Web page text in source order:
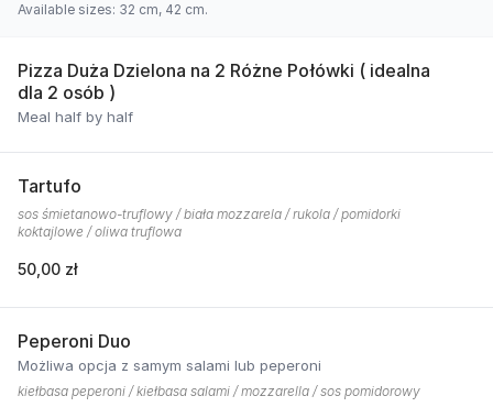
Available sizes: 32 cm, 42 cm.
Pizza Duża Dzielona na 2 Różne Połówki ( idealna
dla 2 osób )
Meal half by half
Tartufo
sos śmietanowo-truflowy / biała mozzarela / rukola / pomidorki
koktajlowe / oliwa truflowa
50,00 zł
Peperoni Duo
Możliwa opcja z samym salami lub peperoni
kiełbasa peperoni / kiełbasa salami / mozzarella / sos pomidorowy